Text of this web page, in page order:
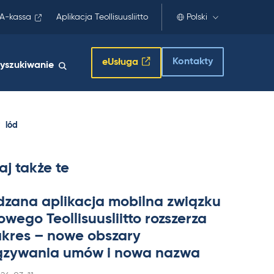
A-kassa Aplikacja Teollisuusliitto Polski
eUsługa Kontakty
lód
także te
apli­kacja mo­bilna związku
Teol­li­suus­liitto rozszerza
– nowe obszary
umów i nowa nazwa